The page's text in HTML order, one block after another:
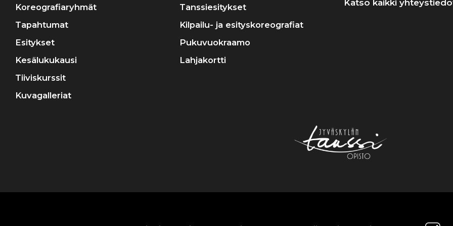
Koreografiaryhmät
Tapahtumat
Esitykset
Kesälukukausi
Tiiviskurssit
Kuvagalleriat
Tanssiesitykset
Kilpailu- ja esityskoreografiat
Pukuvuokraamo
Lahjakortti
Katso kaikki